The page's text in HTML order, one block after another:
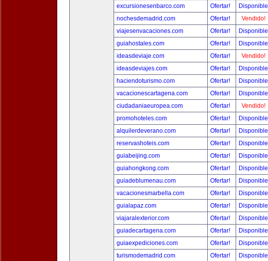
excursionesenbarco.com
Ofertar!
Disponible
nochesdemadrid.com
Ofertar!
Vendido!
viajesenvacaciones.com
Ofertar!
Disponible
guiahostales.com
Ofertar!
Disponible
ideasdeviaje.com
Ofertar!
Vendido!
ideasdeviajes.com
Ofertar!
Disponible
haciendoturismo.com
Ofertar!
Disponible
vacacionescartagena.com
Ofertar!
Disponible
ciudadaniaeuropea.com
Ofertar!
Vendido!
promohoteles.com
Ofertar!
Disponible
alquilerdeverano.com
Ofertar!
Disponible
reservashoteis.com
Ofertar!
Disponible
guiabeijing.com
Ofertar!
Disponible
guiahongkong.com
Ofertar!
Disponible
guiadeblumenau.com
Ofertar!
Disponible
vacacionesmarbella.com
Ofertar!
Disponible
guialapaz.com
Ofertar!
Disponible
viajaralexterior.com
Ofertar!
Disponible
guiadecartagena.com
Ofertar!
Disponible
guiaexpediciones.com
Ofertar!
Disponible
turismodemadrid.com
Ofertar! Disponible